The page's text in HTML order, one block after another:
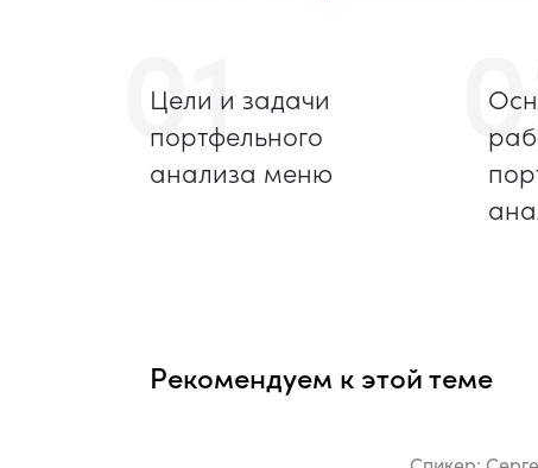
01
Цели и задачи
портфельного
анализа меню
Рекомендуем к этой теме